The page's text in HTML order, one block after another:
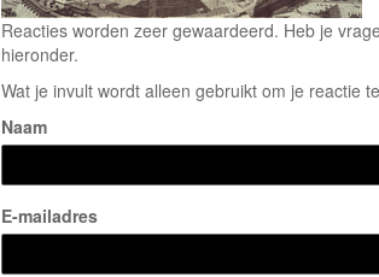
Reacties worden zeer gewaardeerd. Heb je
hieronder.
Wat je invult wordt alleen gebruikt om je reactie
Naam
E-mailadres